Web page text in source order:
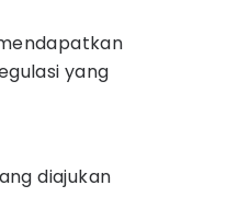
yang
diajukan